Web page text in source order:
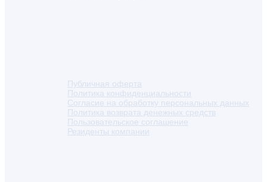
Публичная оферта
Политика конфиденциальности
Согласие на обработку персональных данных
Политика возврата денежных средств
Пользовательское соглашение
Резиденты компании